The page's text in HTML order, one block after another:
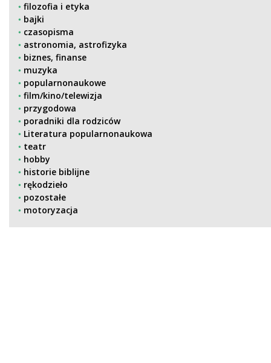
filozofia i etyka
bajki
czasopisma
astronomia, astrofizyka
biznes, finanse
muzyka
popularnonaukowe
film/kino/telewizja
przygodowa
poradniki dla rodziców
Literatura popularnonaukowa
teatr
hobby
historie biblijne
rękodzieło
pozostałe
motoryzacja